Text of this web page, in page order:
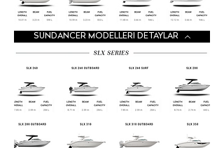
SUNDANCER MODELLERI DETAYLAR